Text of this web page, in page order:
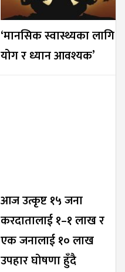
‘मानसिक स्वास्थ्यका लागि
योग र ध्यान आवश्यक’
आज उत्कृष्ट १५ जना
करदातालाई १–१ लाख र
एक जनालाई १० लाख
उपहार घोषणा हुँदै